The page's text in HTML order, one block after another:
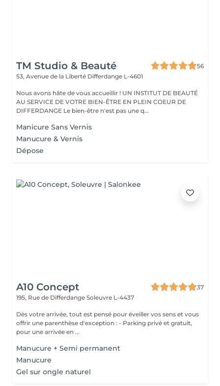
TM Studio & Beauté
56
53, Avenue de la Liberté Differdange L-4601
Nous avons hâte de vous accueillir ! UN INSTITUT DE BEAUTÉ
AU SERVICE DE VOTRE BIEN-ÊTRE EN PLEIN COEUR DE
DIFFERDANGE Le bien-être n'est pas une q...
Manicure Sans Vernis
Manucure & Vernis
Dépose
A10 Concept
37
195, Rue de Differdange Soleuvre L-4437
Dès votre arrivée, tout est pensé pour éveiller vos sens et vous
offrir une parenthèse d'exception : - Parking privé et gratuit,
pour une arrivée en ...
Manucure + Semi permanent
Manucure
Gel sur ongle naturel